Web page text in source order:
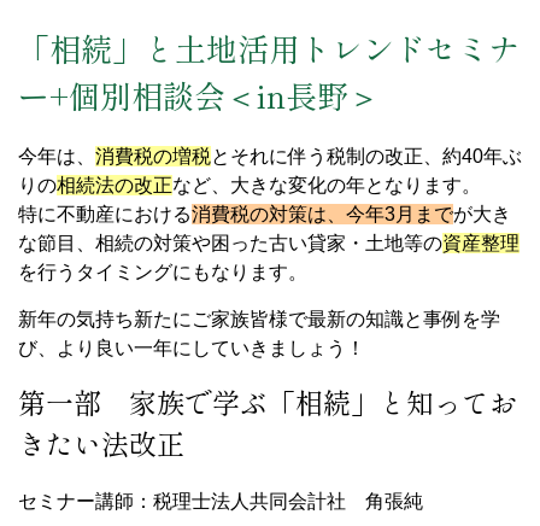
「相続」と土地活用トレンドセミナ
ー+個別相談会＜in長野＞
今年は、 消費税の増税とそれに伴う税制の改正、約40年ぶ
りの相続法の改正など、大きな変化の年となります。
特に不動産における消費税の対策は、今年3月までが大き
な節目、相続の対策や困った古い貸家・土地等の資産整理
を行うタイミングにもなります。
新年の気持ち新たにご家族皆様で最新の知識と事例を学
び、より良い一年にしていきましょう！
第一部 家族で学ぶ「相続」と知ってお
きたい法改正
セミナー講師：税理士法人共同会計社 角張純